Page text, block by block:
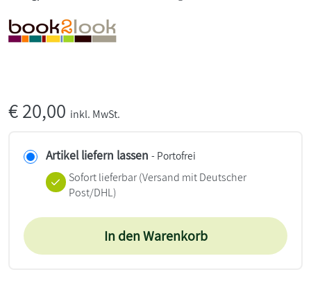
€20,00 inkl. MwSt.
Artikel liefern lassen - Portofrei
Sofort lieferbar(Versand mit Deutscher
Post/DHL)
In den Warenkorb